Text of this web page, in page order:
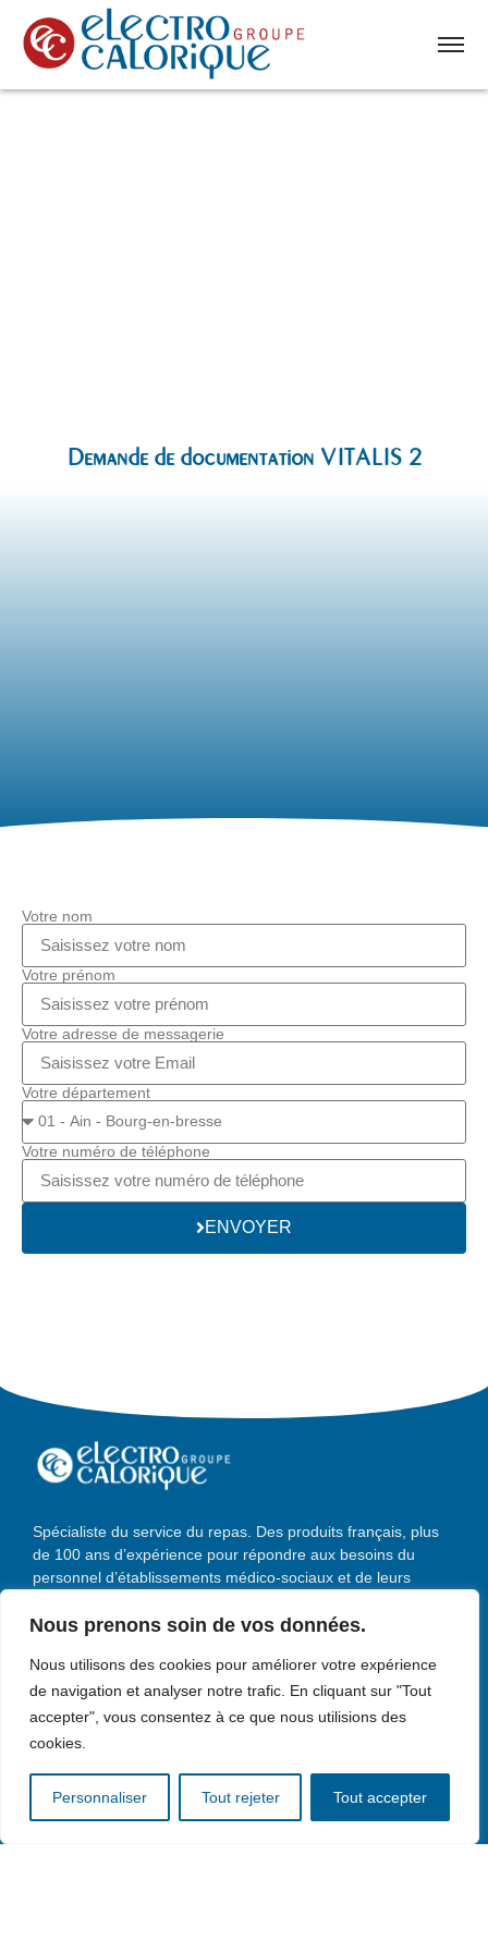
Nous prenons soin de vos données.
Nous utilisons des cookies pour améliorer votre expérience
de navigation et analyser notre trafic. En cliquant sur "Tout
accepter", vous consentez à ce que nous utilisions des
cookies.
Personnaliser Tout rejeter Tout accepter
Demande de documentation VITALIS 2
Votre nom
Votre prénom
Votre adresse de messagerie
Votre département
Votre numéro de téléphone
ENVOYER
Spécialiste du service du repas. Des produits français, plus
de 100 ans d’expérience pour répondre aux besoins du
personnel d’établissements médico-sociaux et de leurs
Services